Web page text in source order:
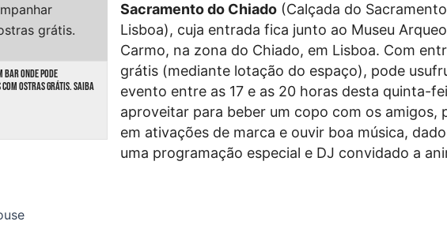
BAR ONDE PODE
OSTRAS GRÁTIS. SAIBA
Sacramento do Chiado (Calçada do
Lisboa), cuja entrada fica junto ao Museu
Carmo, na zona do Chiado, em Lisboa. Com
grátis (mediante lotação do espaço), pode
evento entre as 17 e as 20 horas desta quinta-
aproveitar para beber um copo com os amigos,
em ativações de marca e ouvir boa música,
uma programação especial e DJ convidado a